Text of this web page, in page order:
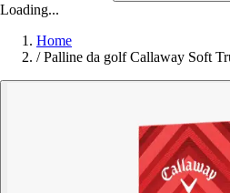
Loading...
Home
/ Palline da golf Callaway Soft